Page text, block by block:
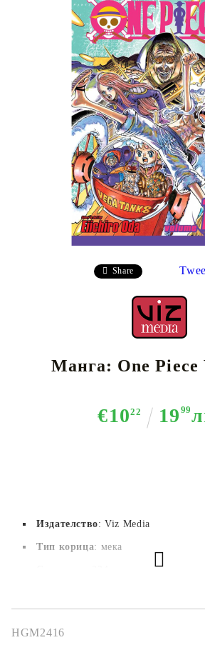
Share
Манга: One Piece
€1022 19 99
Издателство: Viz Media
Тип корица: мека
Дата на издаване
HGM2416